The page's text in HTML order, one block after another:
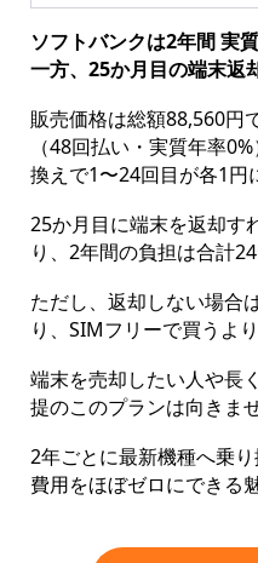
ソフトバンクは2年間 実
一方、25か月目の端末返
販売価格は総額88,560円
（48回払い・実質年率
換えで1〜24回目が各1円
25か月目に端末を返却す
り、2年間の負担は合計
ただし、返却しない場合
り、SIMフリーで買うよ
端末を売却したい人や長
提のこのプランは向きませ
2年ごとに最新機種へ乗
費用をほぼゼロにできる